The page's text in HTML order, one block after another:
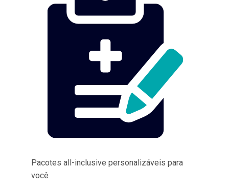
Pacotes all-inclusive personalizáveis para
você